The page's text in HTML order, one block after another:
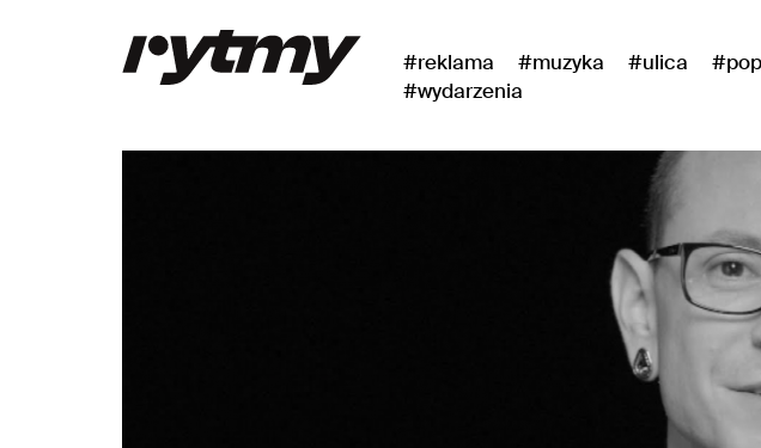
#reklama #muzyka #ulica
#wydarzenia